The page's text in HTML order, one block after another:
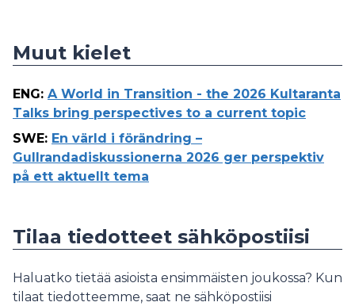
Muut kielet
ENG: A World in Transition - the 2026 Kultaranta
Talks bring perspectives to a current topic
SWE: En värld i förändring –
Gullrandadiskussionerna 2026 ger perspektiv
på ett aktuellt tema
Tilaa tiedotteet sähköpostiisi
Haluatko tietää asioista ensimmäisten joukossa? Kun
tilaat tiedotteemme, saat ne sähköpostiisi